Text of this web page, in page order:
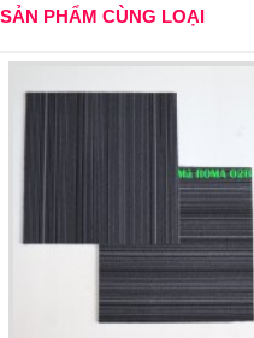
SẢN PHẨM CÙNG LOẠI